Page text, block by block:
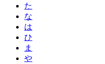
た
な
は
ひ
ま
や